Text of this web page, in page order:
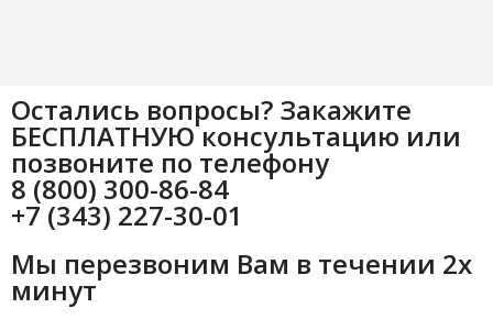
Остались вопросы? Закажите
БЕСПЛАТНУЮ консультацию или
позвоните по телефону
8 (800) 300-86-84
+7 (343) 227-30-01
Мы перезвоним Вам в течении 2х
минут